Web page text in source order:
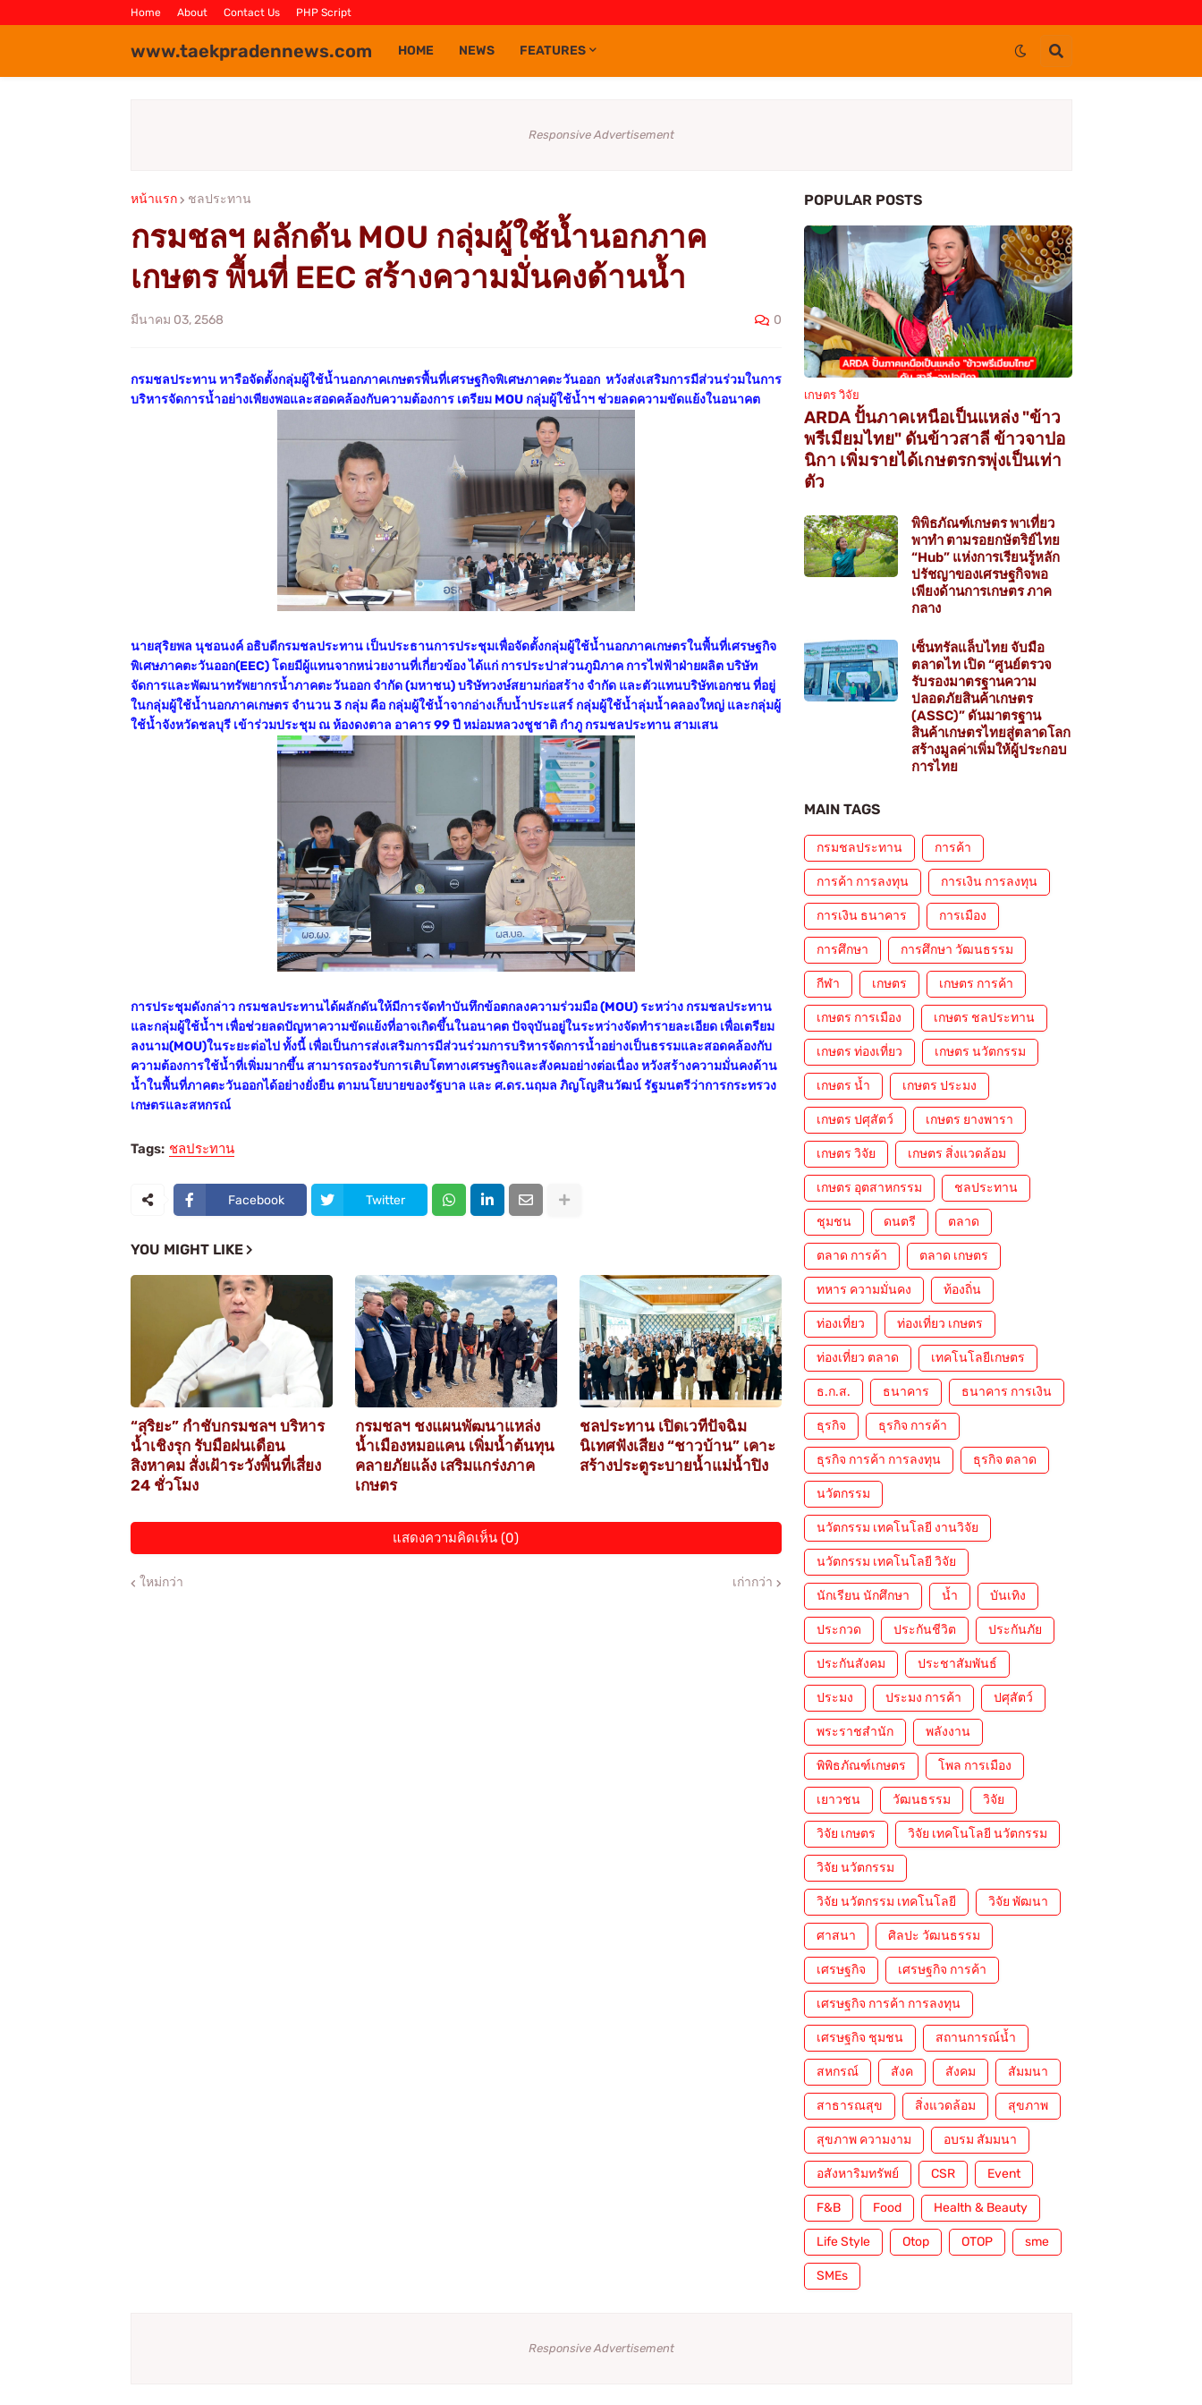
Home About Contact Us PHP Script
www.taekpradennews.com HOME NEWS FEATURES
Responsive Advertisement
หน้าแรก ชลประทาน
กรมชลฯ ผลักดัน MOU กลุ่มผู้ใช้น้ำนอกภาค
เกษตร พื้นที่ EEC สร้างความมั่นคงด้านน้ำ
มีนาคม 03, 2568 0
กรมชลประทาน หารือจัดตั้งกลุ่มผู้ใช้น้ำนอกภาคเกษตรพื้นที่เศรษฐกิจพิเศษภาคตะวันออก หวังส่งเสริมการมีส่วนร่วมในการ
บริหารจัดการน้ำอย่างเพียงพอและสอดคล้องกับความต้องการ เตรียม MOU กลุ่มผู้ใช้น้ำฯ ช่วยลดความขัดแย้งในอนาคต
นายสุริยพล นุชอนงค์ อธิบดีกรมชลประทาน เป็นประธานการประชุมเพื่อจัดตั้งกลุ่มผู้ใช้น้ำนอกภาคเกษตรในพื้นที่เศรษฐกิจ
พิเศษภาคตะวันออก(EEC) โดยมีผู้แทนจากหน่วยงานที่เกี่ยวข้อง ได้แก่ การประปาส่วนภูมิภาค การไฟฟ้าฝ่ายผลิต บริษัท
จัดการและพัฒนาทรัพยากรน้ำภาคตะวันออก จำกัด (มหาชน) บริษัทวงษ์สยามก่อสร้าง จำกัด และตัวแทนบริษัทเอกชน ที่อยู่
ในกลุ่มผู้ใช้น้ำนอกภาคเกษตร จำนวน 3 กลุ่ม คือ กลุ่มผู้ใช้น้ำจากอ่างเก็บน้ำประแสร์ กลุ่มผู้ใช้น้ำลุ่มน้ำคลองใหญ่ และกลุ่มผู้
ใช้น้ำจังหวัดชลบุรี เข้าร่วมประชุม ณ ห้องดงตาล อาคาร 99 ปี หม่อมหลวงชูชาติ กำภู กรมชลประทาน สามเสน
การประชุมดังกล่าว กรมชลประทานได้ผลักดันให้มีการจัดทำบันทึกข้อตกลงความร่วมมือ (MOU) ระหว่าง กรมชลประทาน
และกลุ่มผู้ใช้น้ำฯ เพื่อช่วยลดปัญหาความขัดแย้งที่อาจเกิดขึ้นในอนาคต ปัจจุบันอยู่ในระหว่างจัดทำรายละเอียด เพื่อเตรียม
ลงนาม(MOU)ในระยะต่อไป ทั้งนี้ เพื่อเป็นการส่งเสริมการมีส่วนร่วมการบริหารจัดการน้ำอย่างเป็นธรรมและสอดคล้องกับ
ความต้องการใช้น้ำที่เพิ่มมากขึ้น สามารถรองรับการเติบโตทางเศรษฐกิจและสังคมอย่างต่อเนื่อง หวังสร้างความมั่นคงด้าน
น้ำในพื้นที่ภาคตะวันออกได้อย่างยั่งยืน ตามนโยบายของรัฐบาล และ ศ.ดร.นฤมล ภิญโญสินวัฒน์ รัฐมนตรีว่าการกระทรวง
เกษตรและสหกรณ์
Tags: ชลประทาน
Facebook Twitter
YOU MIGHT LIKE
“สุริยะ” กำชับกรมชลฯ บริหาร
น้ำเชิงรุก รับมือฝนเดือน
สิงหาคม สั่งเฝ้าระวังพื้นที่เสี่ยง
24 ชั่วโมง
กรมชลฯ ชงแผนพัฒนาแหล่ง
น้ำเมืองหมอแคน เพิ่มน้ำต้นทุน
คลายภัยแล้ง เสริมแกร่งภาค
เกษตร
ชลประทาน เปิดเวทีปัจฉิม
นิเทศฟังเสียง “ชาวบ้าน” เคาะ
สร้างประตูระบายน้ำแม่น้ำปิง
แสดงความคิดเห็น (0)
ใหม่กว่า เก่ากว่า
POPULAR POSTS
เกษตร วิจัย
ARDA ปั้นภาคเหนือเป็นแหล่ง "ข้าว
พรีเมียมไทย" ดันข้าวสาลี ข้าวจาปอ
นิกา เพิ่มรายได้เกษตรกรพุ่งเป็นเท่า
ตัว
พิพิธภัณฑ์เกษตร พาเที่ยว
พาทำ ตามรอยกษัตริย์ไทย
“Hub” แห่งการเรียนรู้หลัก
ปรัชญาของเศรษฐกิจพอ
เพียงด้านการเกษตร ภาค
กลาง
เซ็นทรัลแล็บไทย จับมือ
ตลาดไท เปิด “ศูนย์ตรวจ
รับรองมาตรฐานความ
ปลอดภัยสินค้าเกษตร
(ASSC)” ดันมาตรฐาน
สินค้าเกษตรไทยสู่ตลาดโลก
สร้างมูลค่าเพิ่มให้ผู้ประกอบ
การไทย
MAIN TAGS
กรมชลประทาน การค้า
การค้า การลงทุน การเงิน การลงทุน
การเงิน ธนาคาร การเมือง
การศึกษา การศึกษา วัฒนธรรม
กีฬา เกษตร เกษตร การค้า
เกษตร การเมือง เกษตร ชลประทาน
เกษตร ท่องเที่ยว เกษตร นวัตกรรม
เกษตร น้ำ เกษตร ประมง
เกษตร ปศุสัตว์ เกษตร ยางพารา
เกษตร วิจัย เกษตร สิ่งแวดล้อม
เกษตร อุตสาหกรรม ชลประทาน
ชุมชน ดนตรี ตลาด
ตลาด การค้า ตลาด เกษตร
ทหาร ความมั่นคง ท้องถิ่น
ท่องเที่ยว ท่องเที่ยว เกษตร
ท่องเที่ยว ตลาด เทคโนโลยีเกษตร
ธ.ก.ส. ธนาคาร ธนาคาร การเงิน
ธุรกิจ ธุรกิจ การค้า
ธุรกิจ การค้า การลงทุน ธุรกิจ ตลาด
นวัตกรรม
นวัตกรรม เทคโนโลยี งานวิจัย
นวัตกรรม เทคโนโลยี วิจัย
นักเรียน นักศึกษา น้ำ บันเทิง
ประกวด ประกันชีวิต ประกันภัย
ประกันสังคม ประชาสัมพันธ์
ประมง ประมง การค้า ปศุสัตว์
พระราชสำนัก พลังงาน
พิพิธภัณฑ์เกษตร โพล การเมือง
เยาวชน วัฒนธรรม วิจัย
วิจัย เกษตร วิจัย เทคโนโลยี นวัตกรรม
วิจัย นวัตกรรม
วิจัย นวัตกรรม เทคโนโลยี วิจัย พัฒนา
ศาสนา ศิลปะ วัฒนธรรม
เศรษฐกิจ เศรษฐกิจ การค้า
เศรษฐกิจ การค้า การลงทุน
เศรษฐกิจ ชุมชน สถานการณ์น้ำ
สหกรณ์ สังค สังคม สัมมนา
สาธารณสุข สิ่งแวดล้อม สุขภาพ
สุขภาพ ความงาม อบรม สัมมนา
อสังหาริมทรัพย์ CSR Event
F&B Food Health & Beauty
Life Style Otop OTOP sme
SMEs
Responsive Advertisement